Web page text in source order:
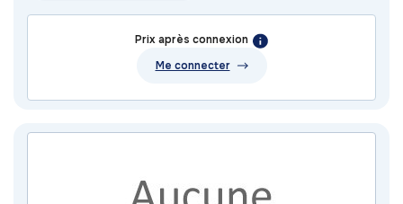
Prix après connexion
Me connecter